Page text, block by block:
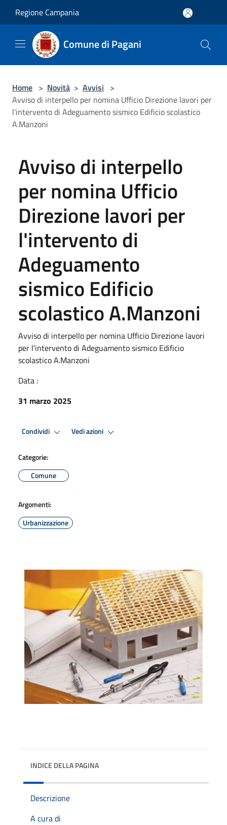
Regione Campania
Comune di Pagani
Home > Novità > Avvisi >
Avviso di interpello per nomina Ufficio Direzione lavori per
l'intervento di Adeguamento sismico Edificio scolastico
A.Manzoni
Avviso di interpello
per nomina Ufficio
Direzione lavori per
l'intervento di
Adeguamento
sismico Edificio
scolastico A.Manzoni
Avviso di interpello per nomina Ufficio Direzione lavori
per l'intervento di Adeguamento sismico Edificio
scolastico A.Manzoni
Data :
31 marzo 2025
Condividi Vedi azioni
Categorie:
Comune
Argomenti:
Urbanizzazione
INDICE DELLA PAGINA
Descrizione
A cura di